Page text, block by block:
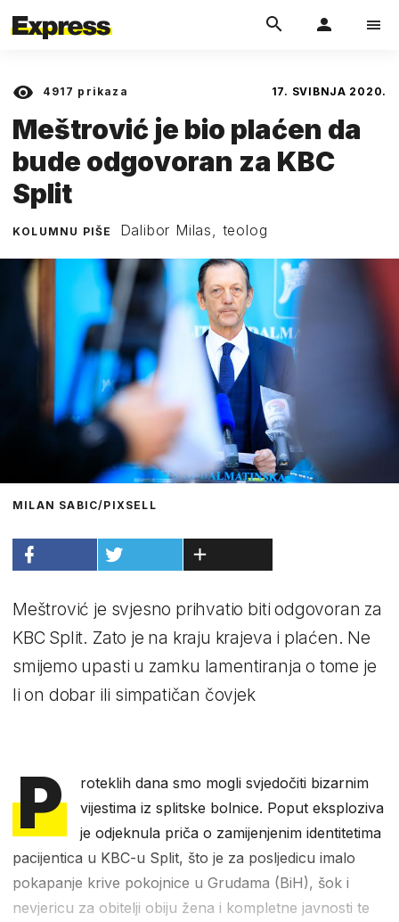
4917 prikaza 17. SVIBNJA 2020.
Meštrović je bio plaćen da
bude odgovoran za KBC
Split
KOLUMNU PIŠE Dalibor Milas, teolog
MILAN SABIC/PIXSELL
Meštrović je svjesno prihvatio biti odgovoran za
KBC Split. Zato je na kraju krajeva i plaćen. Ne
smijemo upasti u zamku lamentiranja o tome je
li on dobar ili simpatičan čovjek
P
roteklih dana smo mogli svjedočiti bizarnim
vijestima iz splitske bolnice. Poput eksploziva
je odjeknula priča o zamijenjenim identitetima
pacijentica u KBC-u Split, što je za posljedicu imalo
pokapanje krive pokojnice u Grudama (BiH), šok i
nevjericu za obitelji obiju žena i kompletne javnosti te